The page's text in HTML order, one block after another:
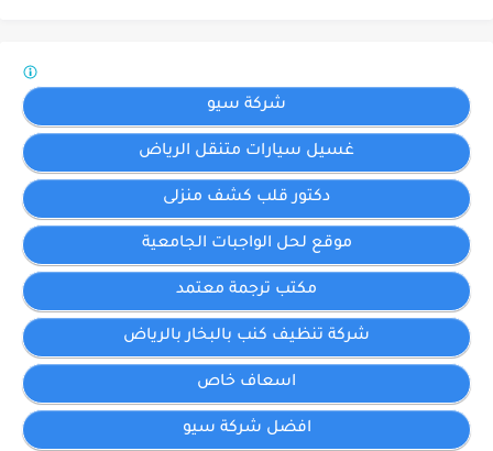
شركة سيو
غسيل سيارات متنقل الرياض
دكتور قلب كشف منزلى
موقع لحل الواجبات الجامعية
مكتب ترجمة معتمد
شركة تنظيف كنب بالبخار بالرياض
اسعاف خاص
افضل شركة سيو